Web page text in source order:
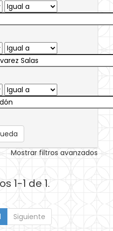
Mostrar filtros avanzados
1-1 de 1.
Siguiente